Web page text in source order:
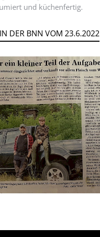
und küchenfertig.
DER BNN VOM 23.6.2022